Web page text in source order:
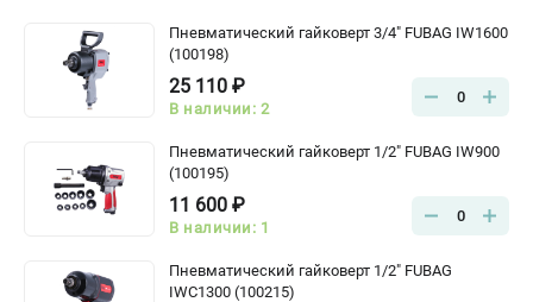
Пневматический гайковерт 3/4" FUBAG IW1600
(100198)
25 110 ₽
В наличии: 2
0
Пневматический гайковерт 1/2" FUBAG IW900
(100195)
11 600 ₽
В наличии: 1
0
Пневматический гайковерт 1/2" FUBAG
IWC1300 (100215)